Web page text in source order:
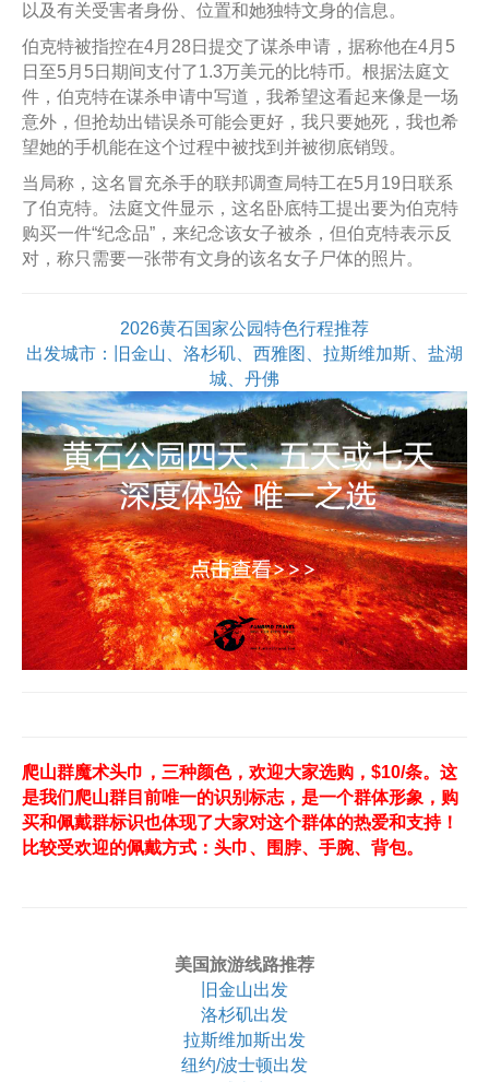
以及有关受害者身份、位置和她独特文身的信息。
伯克特被指控在4月28日提交了谋杀申请，据称他在4月5
日至5月5日期间支付了1.3万美元的比特币。根据法庭文
件，伯克特在谋杀申请中写道，我希望这看起来像是一场
意外，但抢劫出错误杀可能会更好，我只要她死，我也希
望她的手机能在这个过程中被找到并被彻底销毁。
当局称，这名冒充杀手的联邦调查局特工在5月19日联系
了伯克特。法庭文件显示，这名卧底特工提出要为伯克特
购买一件“纪念品”，来纪念该女子被杀，但伯克特表示反
对，称只需要一张带有文身的该名女子尸体的照片。
2026黄石国家公园特色行程推荐
出发城市：旧金山、洛杉矶、西雅图、拉斯维加斯、盐湖
城、丹佛
爬山群魔术头巾，三种颜色，欢迎大家选购，$10/条。这
是我们爬山群目前唯一的识别标志，是一个群体形象，购
买和佩戴群标识也体现了大家对这个群体的热爱和支持！
比较受欢迎的佩戴方式：头巾、围脖、手腕、背包。
美国旅游线路推荐
旧金山出发
洛杉矶出发
拉斯维加斯出发
纽约/波士顿出发